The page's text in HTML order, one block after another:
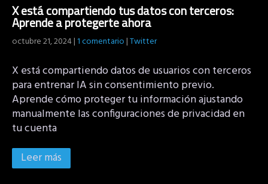
X está compartiendo tus datos con terceros:
Aprende a protegerte ahora
octubre 21, 2024|1 comentario|Twitter
X está compartiendo datos de usuarios con terceros
para entrenar IA sin consentimiento previo.
Aprende cómo proteger tu información ajustando
manualmente las configuraciones de privacidad en
tu cuenta
Leer más